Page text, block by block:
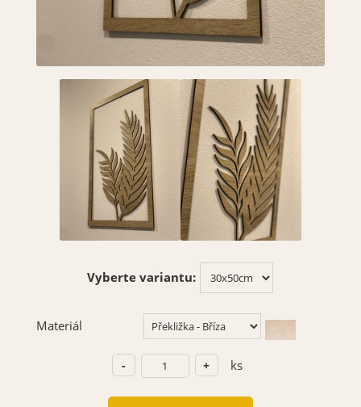
Vyberte variantu:
Materiál
ks